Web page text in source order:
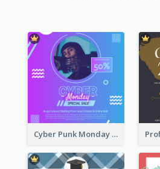
Cyber Punk Monday Discount Invitation Design